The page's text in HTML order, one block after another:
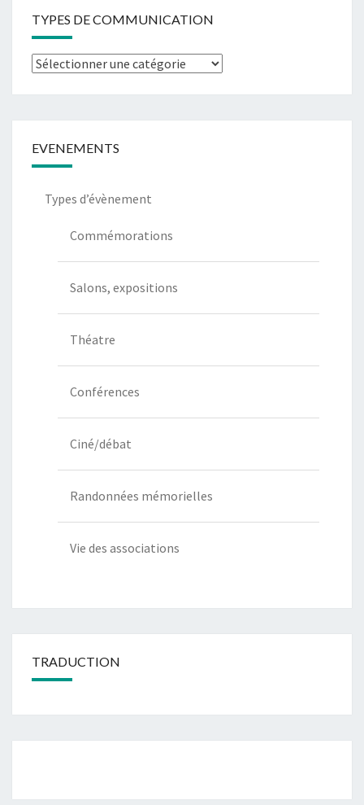
TYPES DE COMMUNICATION
EVENEMENTS
Types d’évènement
Commémorations
Salons, expositions
Théatre
Conférences
Ciné/débat
Randonnées mémorielles
Vie des associations
TRADUCTION